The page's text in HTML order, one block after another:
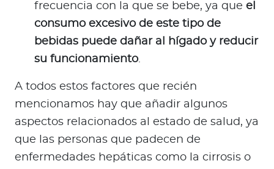
frecuencia con la que se bebe, ya que el
consumo excesivo de este tipo de
bebidas puede dañar al hígado y reducir
su funcionamiento.
A todos estos factores que recién
mencionamos hay que añadir algunos
aspectos relacionados al estado de salud, ya
que las personas que padecen de
enfermedades hepáticas como la cirrosis o